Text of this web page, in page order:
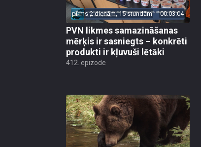
pirms 2 dienām, 15 stundām 00:03:04
PVN likmes samazināšanas
mērķis ir sasniegts – konkrēti
produkti ir kļuvuši lētāki
412. epizode